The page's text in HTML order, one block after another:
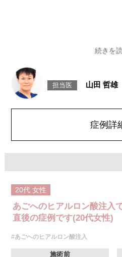
担当医 山田 哲雄
症例詳
20代 女性
あごへのヒアルロン酸注入
直後の症例です(20代女性)
#あごへのヒアルロン酸注入
施術前